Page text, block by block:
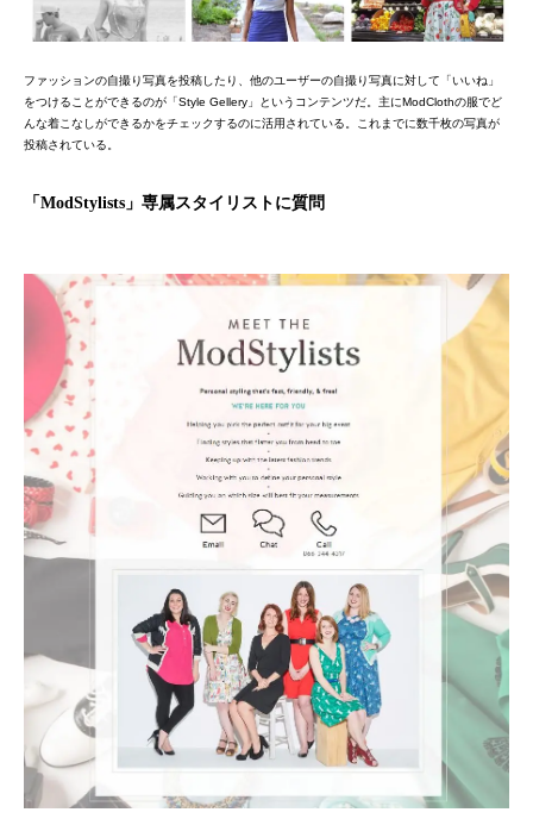
ファッションの自撮り写真を投稿したり、他のユーザーの自撮り写真に対して「いいね」
をつけることができるのが「Style Gellery」というコンテンツだ。主にModClothの服でど
んな着こなしができるかをチェックするのに活用されている。これまでに数千枚の写真が
投稿されている。
「ModStylists 」専属スタイリストに質問